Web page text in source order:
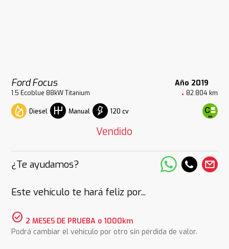
Ford Focus Año 2019
1.5 Ecoblue 88kW Titanium 82.804 km
Diesel Manual 120 cv
Vendido
¿Te ayudamos?
Este vehículo te hará feliz por...
check_circle 2 MESES DE PRUEBA o 1000km
Podrá cambiar el vehículo por otro sin pérdida de valor.